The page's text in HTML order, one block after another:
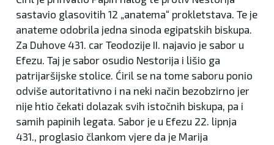
sastavio glasovitih 12 „anatema“ prokletstava. Te je
anateme odobrila jedna sinoda egipatskih biskupa.
Za Duhove 431. car Teodozije II. najavio je sabor u
Efezu. Taj je sabor osudio Nestorija i lišio ga
patrijaršijske stolice. Ćiril se na tome saboru ponio
odviše autoritativno i na neki način bezobzirno jer
nije htio čekati dolazak svih istočnih biskupa, pa i
samih papinih legata. Sabor je u Efezu 22. lipnja
431., proglasio člankom vjere da je Marija